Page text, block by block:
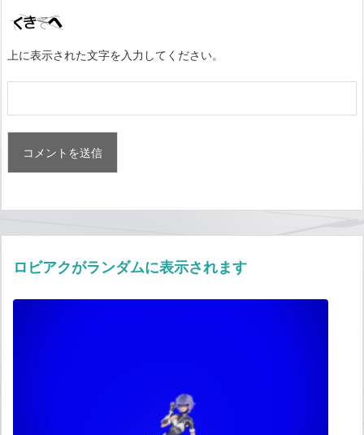
上に表示された文字を入力してください。
ロビアクがランダムに表示されます